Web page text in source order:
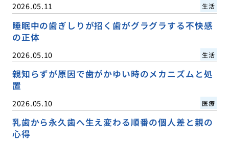
2026.05.11 生活
睡眠中の歯ぎしりが招く歯がグラグラする不快感
の正体
2026.05.10 生活
親知らずが原因で歯がかゆい時のメカニズムと処
置
2026.05.10 医療
乳歯から永久歯へ生え変わる順番の個人差と親の
心得